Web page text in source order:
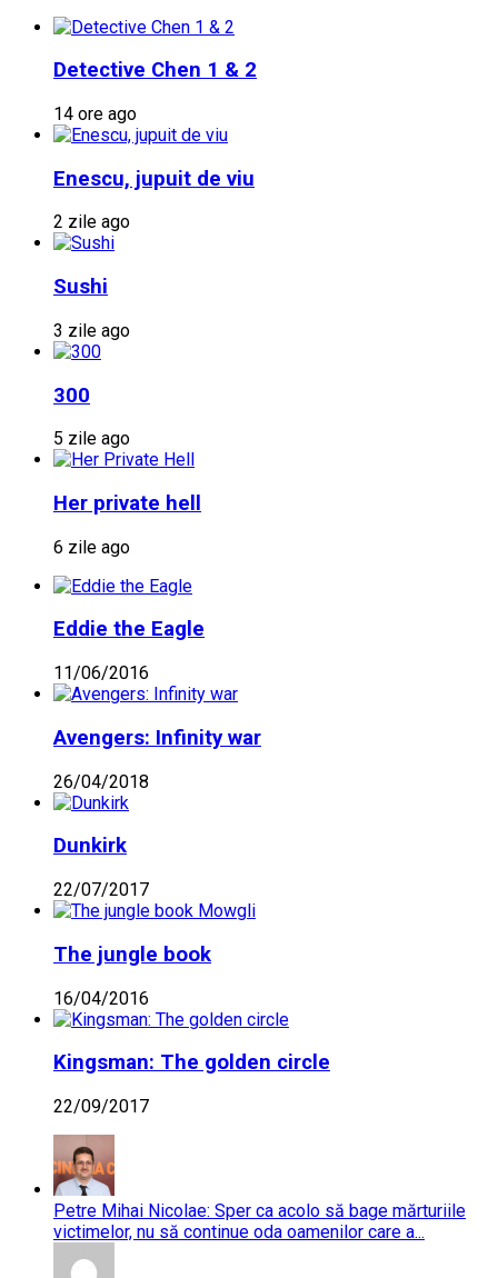
Detective Chen 1 & 2
14 ore ago
Enescu, jupuit de viu
2 zile ago
Sushi
3 zile ago
300
5 zile ago
Her private hell
6 zile ago
Eddie the Eagle
11/06/2016
Avengers: Infinity war
26/04/2018
Dunkirk
22/07/2017
The jungle book
16/04/2016
Kingsman: The golden circle
22/09/2017
Petre Mihai Nicolae: Sper ca acolo să bage mărturiile
victimelor, nu să continue oda oamenilor care a...